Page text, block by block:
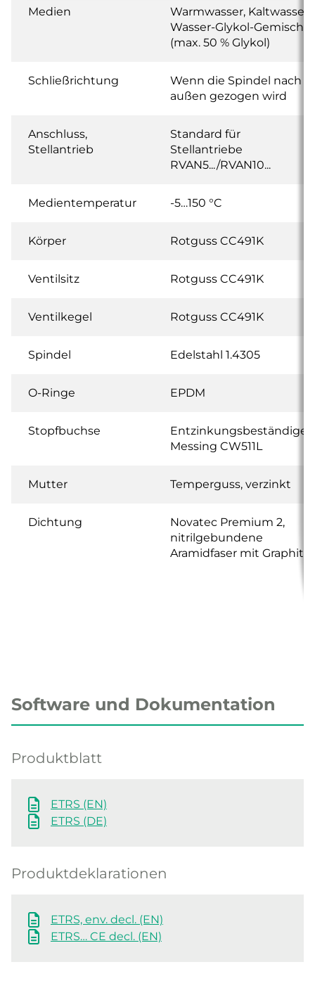
Medien
Warmwasser, Kaltwasser,
Wasser-Glykol-Gemisch
(max. 50 % Glykol)
Schließrichtung
Wenn die Spindel nach
außen gezogen wird
Anschluss,
Stellantrieb
Standard für
Stellantriebe
RVAN5.../RVAN10...
Medientemperatur -5…150 °C
Körper Rotguss CC491K
Ventilsitz Rotguss CC491K
Ventilkegel Rotguss CC491K
Spindel Edelstahl 1.4305
O-Ringe EPDM
Stopfbuchse
Entzinkungsbeständiges
Messing CW511L
Mutter Temperguss, verzinkt
Dichtung
Novatec Premium 2,
nitrilgebundene
Aramidfaser mit Graphit
Software und Dokumentation
Produktblatt
ETRS (EN)
ETRS (DE)
Produktdeklarationen
ETRS, env. decl. (EN)
ETRS… CE decl. (EN)